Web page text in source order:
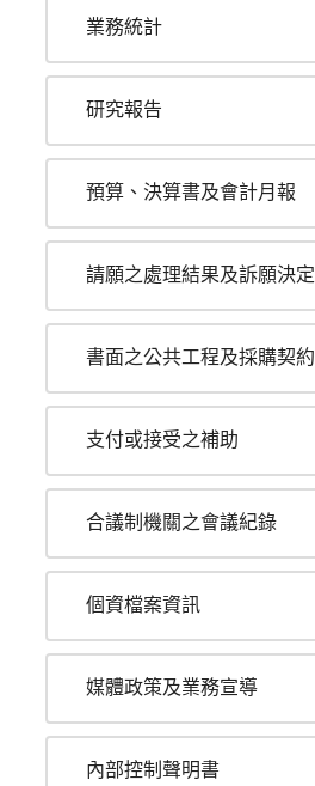
業務統計
研究報告
預算、決算書及會計月報
請願之處理結果及訴願決定
書面之公共工程及採購契約
支付或接受之補助
合議制機關之會議紀錄
個資檔案資訊
媒體政策及業務宣導
內部控制聲明書